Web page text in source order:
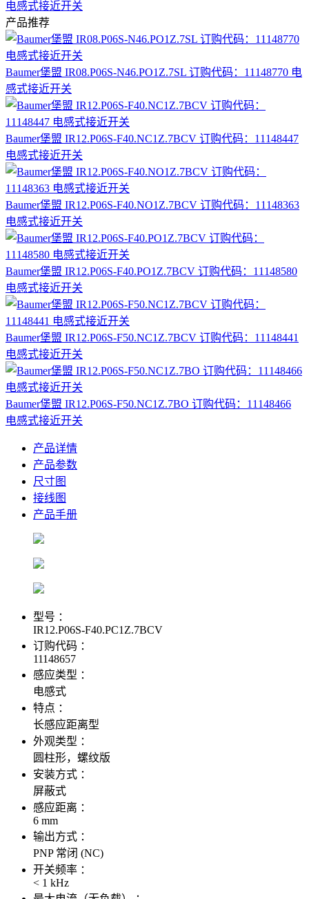
电感式接近开关
产品推荐
Baumer堡盟 IR08.P06S-N46.PO1Z.7SL 订购代码：11148770 电
感式接近开关
Baumer堡盟 IR12.P06S-F40.NC1Z.7BCV 订购代码：11148447
电感式接近开关
Baumer堡盟 IR12.P06S-F40.NO1Z.7BCV 订购代码：11148363
电感式接近开关
Baumer堡盟 IR12.P06S-F40.PO1Z.7BCV 订购代码：11148580
电感式接近开关
Baumer堡盟 IR12.P06S-F50.NC1Z.7BCV 订购代码：11148441
电感式接近开关
Baumer堡盟 IR12.P06S-F50.NC1Z.7BO 订购代码：11148466
电感式接近开关
产品详情
产品参数
尺寸图
接线图
产品手册
型号 ：
IR12.P06S-F40.PC1Z.7BCV
订购代码 ：
11148657
感应类型 ：
电感式
特点 ：
长感应距离型
外观类型 ：
圆柱形，螺纹版
安装方式 ：
屏蔽式
感应距离 ：
6 mm
输出方式 ：
PNP 常闭 (NC)
开关频率 ：
< 1 kHz